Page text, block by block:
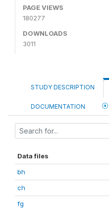
PAGE VIEWS
180277
DOWNLOADS
3011
STUDY DESCRIPTION
DOCUMENTATION
Data files
bh
ch
fg